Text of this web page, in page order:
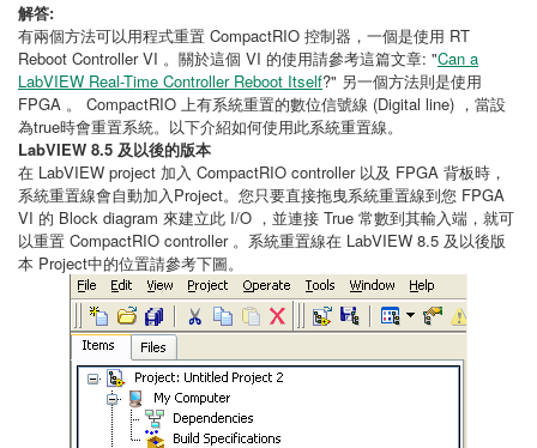
解答:
有兩個方法可以用程式重置 CompactRIO 控制器，一個是使用 RT
Reboot Controller VI 。關於這個 VI 的使用請參考這篇文章: "Can a
LabVIEW Real-Time Controller Reboot Itself?" 另一個方法則是使用
FPGA 。 CompactRIO 上有系統重置的數位信號線 (Digital line) ，當設
為true時會重置系統。以下介紹如何使用此系統重置線。
LabVIEW 8.5 及以後的版本
在 LabVIEW project 加入 CompactRIO controller 以及 FPGA 背板時，
系統重置線會自動加入Project。您只要直接拖曳系統重置線到您 FPGA
VI 的 Block diagram 來建立此 I/O ，並連接 True 常數到其輸入端，就可
以重置 CompactRIO controller 。系統重置線在 LabVIEW 8.5 及以後版
本 Project中的位置請參考下圖。